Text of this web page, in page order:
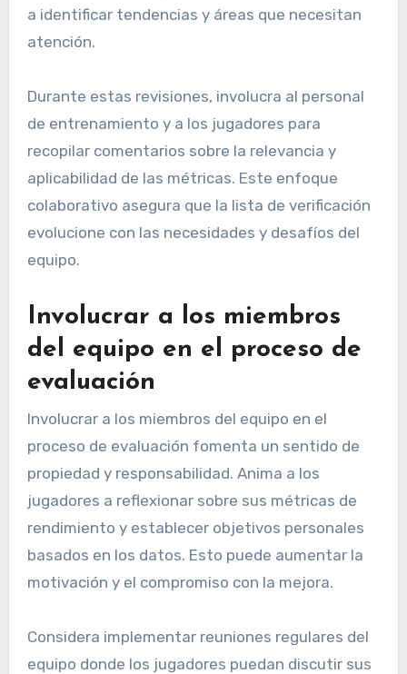
a identificar tendencias y áreas que necesitan
atención.
Durante estas revisiones, involucra al personal
de entrenamiento y a los jugadores para
recopilar comentarios sobre la relevancia y
aplicabilidad de las métricas. Este enfoque
colaborativo asegura que la lista de verificación
evolucione con las necesidades y desafíos del
equipo.
Involucrar a los miembros
del equipo en el proceso de
evaluación
Involucrar a los miembros del equipo en el
proceso de evaluación fomenta un sentido de
propiedad y responsabilidad. Anima a los
jugadores a reflexionar sobre sus métricas de
rendimiento y establecer objetivos personales
basados en los datos. Esto puede aumentar la
motivación y el compromiso con la mejora.
Considera implementar reuniones regulares del
equipo donde los jugadores puedan discutir sus